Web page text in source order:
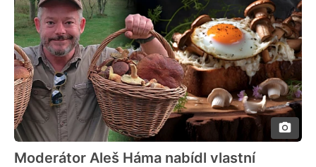
Moderátor Aleš Háma nabídl vlastní